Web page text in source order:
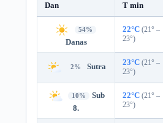
Dan T min
54%
Danas
22°C (21° –
23°)
2% Sutra 23°C (21° –
23°)
10%
Sub
8.
22°C (21° –
23°)